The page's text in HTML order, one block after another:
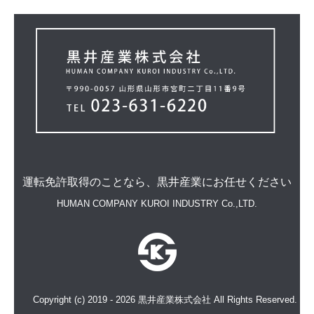
運転免許取得のことなら、 黒井産業にお任せください
HUMAN COMPANY KUROI INDUSTRY Co.,LTD.
Copyright (c) 2019 - 2026 黒井産業株式会社 All Rights Reserved.